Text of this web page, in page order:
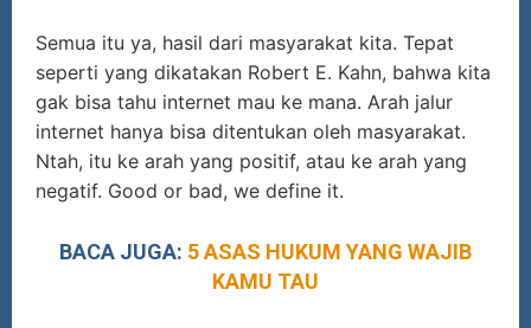
Semua itu ya, hasil dari masyarakat kita. Tepat
seperti yang dikatakan Robert E. Kahn, bahwa kita
gak bisa tahu internet mau ke mana. Arah jalur
internet hanya bisa ditentukan oleh masyarakat.
Ntah, itu ke arah yang positif, atau ke arah yang
negatif. Good or bad, we define it.
BACA JUGA: 5 ASAS HUKUM YANG WAJIB
KAMU TAU